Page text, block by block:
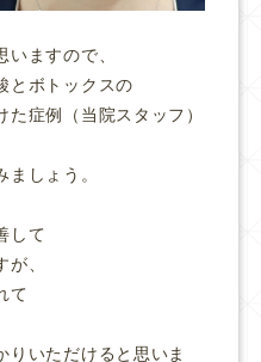
ますので、
とボトックスの
症例（当院スタッフ）
しょう。
して
、
て
りいただけると思いま